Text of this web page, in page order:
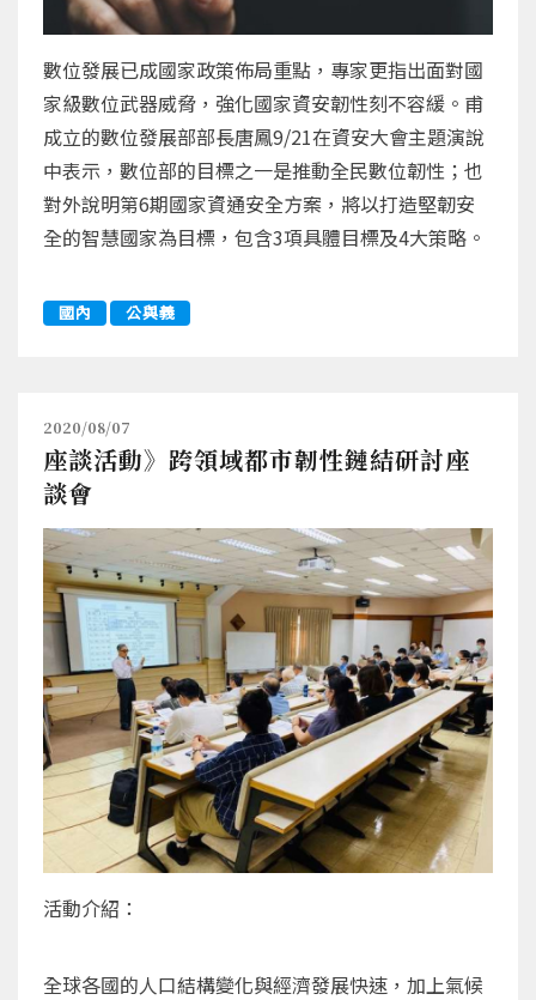
數位發展已成國家政策佈局重點，專家更指出面對國
家級數位武器威脅，強化國家資安韌性刻不容緩。甫
成立的數位發展部部長唐鳳9/21在資安大會主題演說
中表示，數位部的目標之一是推動全民數位韌性；也
對外說明第6期國家資通安全方案，將以打造堅韌安
全的智慧國家為目標，包含3項具體目標及4大策略。
國內 公與義
2020/08/07
座談活動》跨領域都市韌性鏈結研討座
談會
活動介紹：
全球各國的人口結構變化與經濟發展快速，加上氣候